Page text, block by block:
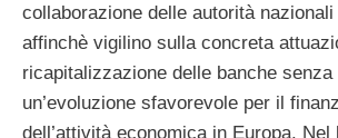
collaborazione delle autorità
affinchè vigilino sulla concreta
ricapitalizzazione delle banche senza
un’evoluzione sfavorevole per il
dell’attività economica in Europa. Nel